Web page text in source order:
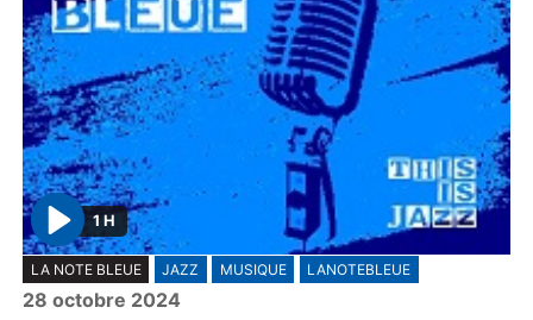
P
l
a
1 H
LA NOTE BLEUE JAZZ MUSIQUE LANOTEBLEUE
28 octobre 2024